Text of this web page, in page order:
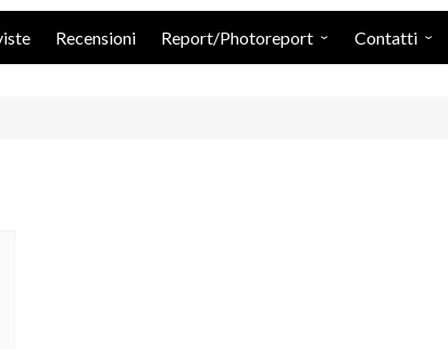
Recensioni Report/Photoreport Contatti